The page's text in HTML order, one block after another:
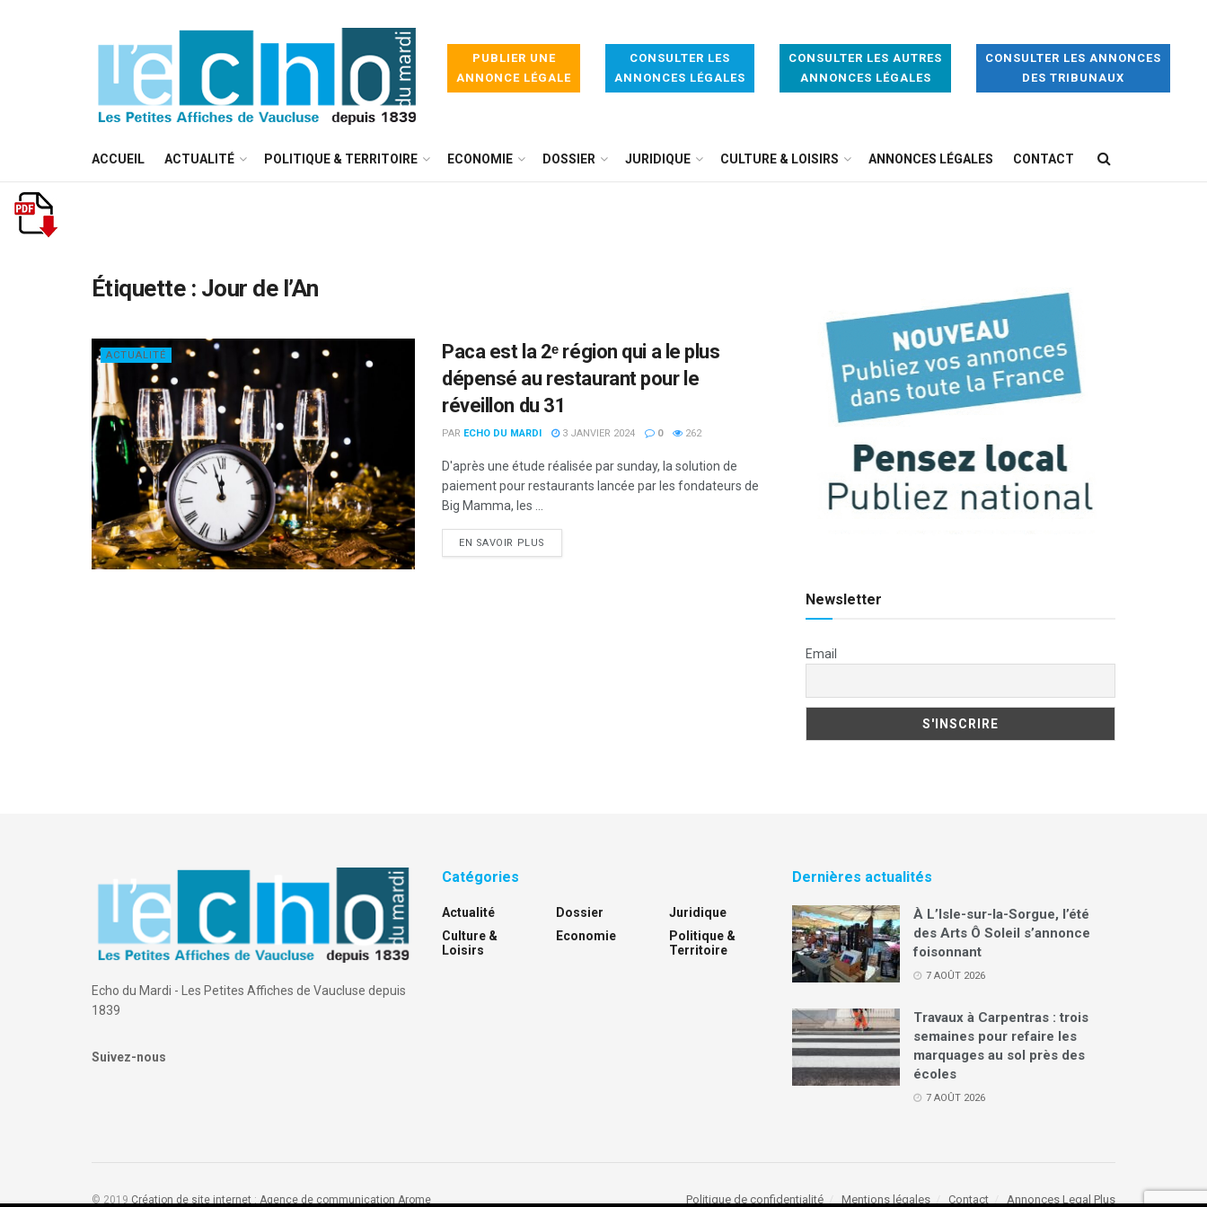
PUBLIER UNE
ANNONCE LÉGALE
CONSULTER LES
ANNONCES LÉGALES
CONSULTER LES AUTRES
ANNONCES LÉGALES
CONSULTER LES ANNONCES
DES TRIBUNAUX
ACCUEIL ACTUALITÉ POLITIQUE & TERRITOIRE ECONOMIE DOSSIER JURIDIQUE CULTURE & LOISIRS ANNONCES LÉGALES CONTACT
Étiquette : Jour de l’An
ACTUALITÉ
Paca est la 2ᵉ région qui a le plus
dépensé au restaurant pour le
réveillon du 31
PAR ECHO DU MARDI 3 JANVIER 2024 0 262
D'après une étude réalisée par sunday, la solution de
paiement pour restaurants lancée par les fondateurs de
Big Mamma, les ...
EN SAVOIR PLUS
Newsletter
Email
Echo du Mardi - Les Petites Affiches de Vaucluse depuis
1839
Suivez-nous
Catégories
Actualité
Culture &
Loisirs
Dossier
Economie
Juridique
Politique &
Territoire
Dernières actualités
À L’Isle-sur-la-Sorgue, l’été
des Arts Ô Soleil s’annonce
foisonnant
7 AOÛT 2026
Travaux à Carpentras : trois
semaines pour refaire les
marquages au sol près des
écoles
7 AOÛT 2026
Politique de confidentialité Mentions légales Contact Annonces Legal Plus
© 2019 Création de site internet : Agence de communication Arome